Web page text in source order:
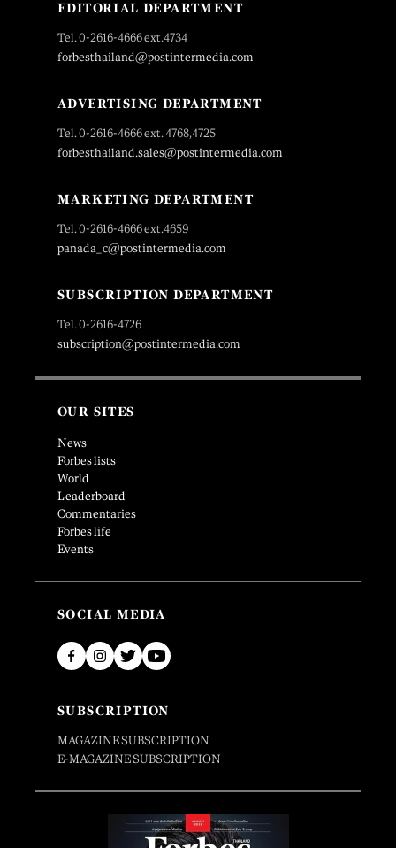
EDITORIAL DEPARTMENT
Tel. 0-2616-4666 ext.4734
forbesthailand@postintermedia.com
ADVERTISING DEPARTMENT
Tel. 0-2616-4666 ext. 4768,4725
forbesthailand.sales@postintermedia.com
MARKETING DEPARTMENT
Tel. 0-2616-4666 ext.4659
panada_c@postintermedia.com
SUBSCRIPTION DEPARTMENT
Tel. 0-2616-4726
subscription@postintermedia.com
OUR SITES
News
Forbes lists
World
Leaderboard
Commentaries
Forbes life
Events
SOCIAL MEDIA
SUBSCRIPTION
MAGAZINE SUBSCRIPTION
E-MAGAZINE SUBSCRIPTION